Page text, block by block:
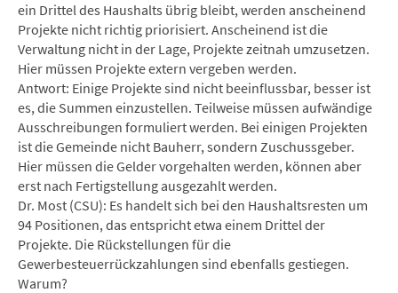
ein Drittel des Haushalts übrig bleibt, werden anscheinend
Projekte nicht richtig priorisiert. Anscheinend ist die
Verwaltung nicht in der Lage, Projekte zeitnah umzusetzen.
Hier müssen Projekte extern vergeben werden.
Antwort: Einige Projekte sind nicht beeinflussbar, besser ist
es, die Summen einzustellen. Teilweise müssen aufwändige
Ausschreibungen formuliert werden. Bei einigen Projekten
ist die Gemeinde nicht Bauherr, sondern Zuschussgeber.
Hier müssen die Gelder vorgehalten werden, können aber
erst nach Fertigstellung ausgezahlt werden.
Dr. Most (CSU): Es handelt sich bei den Haushaltsresten um
94 Positionen, das entspricht etwa einem Drittel der
Projekte. Die Rückstellungen für die
Gewerbesteuerrückzahlungen sind ebenfalls gestiegen.
Warum?